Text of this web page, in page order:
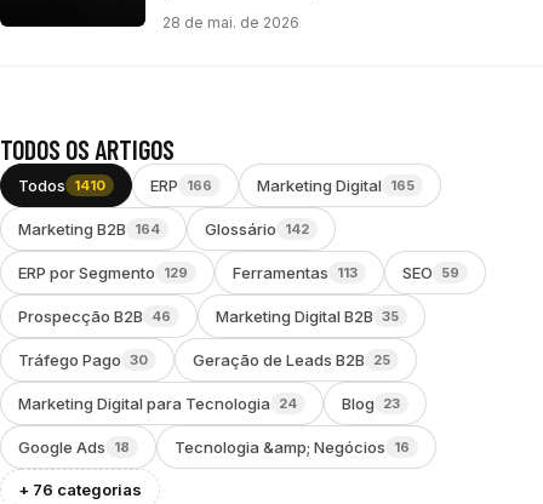
28 de mai. de 2026
TODOS OS ARTIGOS
Todos 1410 ERP 166 Marketing Digital 165
Marketing B2B 164 Glossário 142
ERP por Segmento 129 Ferramentas 113 SEO 59
Prospecção B2B 46 Marketing Digital B2B 35
Tráfego Pago 30 Geração de Leads B2B 25
Marketing Digital para Tecnologia 24 Blog 23
Google Ads 18 Tecnologia &amp; Negócios 16
+ 76 categorias